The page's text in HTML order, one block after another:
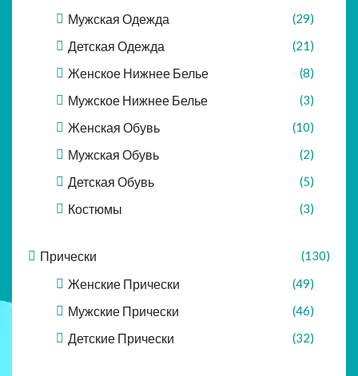
Мужская Одежда (29)
Детская Одежда (21)
Женское Нижнее Белье (8)
Мужское Нижнее Белье (3)
Женская Обувь (10)
Мужская Обувь (2)
Детская Обувь (5)
Костюмы (3)
Прически (130)
Женские Прически (49)
Мужские Прически (46)
Детские Прически (32)